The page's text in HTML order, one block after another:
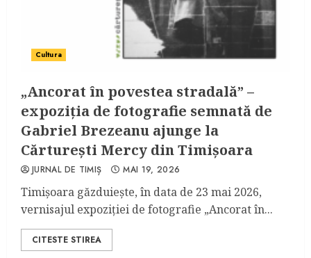
Cultura
„Ancorat în povestea stradală” –
expoziția de fotografie semnată de
Gabriel Brezeanu ajunge la
Cărturești Mercy din Timișoara
JURNAL DE TIMIȘ MAI 19, 2026
Timișoara găzduiește, în data de 23 mai 2026,
vernisajul expoziției de fotografie „Ancorat în...
CITESTE STIREA